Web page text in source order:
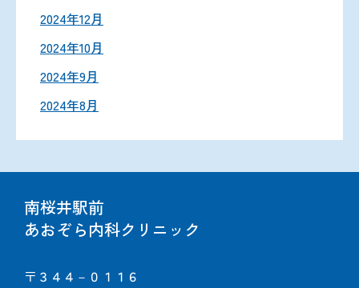
2024年12月
2024年10月
2024年9月
2024年8月
南桜井駅前
あおぞら内科クリニック
〒３４４－０１１６